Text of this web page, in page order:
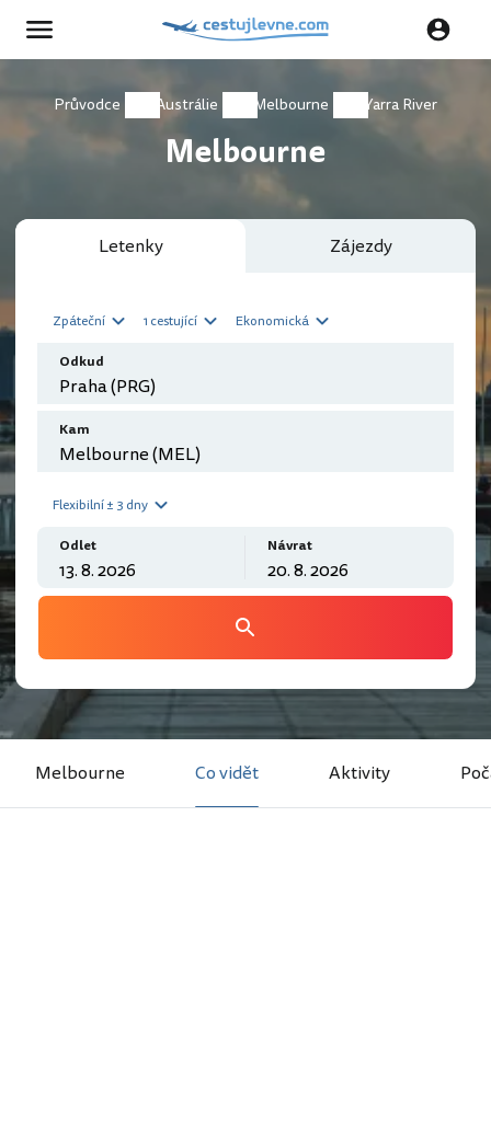
Průvodce Austrálie Melbourne Yarra River
Melbourne
Letenky Zájezdy
Zpáteční 1 cestující Ekonomická
Odkud
Kam
Flexibilní ± 3 dny
Odlet Návrat
Melbourne Co vidět Aktivity